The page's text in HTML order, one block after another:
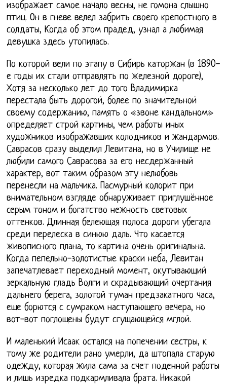
изображает самое начало весны, не гомона слышно
птиц. Он в гневе велел забрить своего крепостного в
солдаты, Когда об этом прадед, узнал а любимая
девушка здесь утопилась.
По которой вели по этапу в Сибирь каторжан (в 1890-
е годы их стали отправлять по железной дороге),
Хотя за несколько лет до того Владимирка
перестала быть дорогой, более по значительной
своему содержанию, память о «звоне кандальном»
определяет строй картины, чем работы иных
художников изображавших колодников и жандармов.
Саврасов сразу выделил Левитана, но в Училище не
любили самого Саврасова за его несдержанный
характер, вот таким образом эту нелюбовь
перенесли на мальчика. Пасмурный колорит при
внимательном взгляде обнаруживает приглушённое
серым тоном и богатство нежность световых
оттенков. Длинная белеющая полоса дороги убегала
среди перелеска в синюю даль. Что касается
живописного плана, то картина очень оригинальна.
Когда пепельно-золотистые краски неба, Левитан
запечатлевает переходный момент, окутывающий
зеркальную гладь Волги и скрадывающий очертания
дальнего берега, золотой туман предзакатного часа,
еще борются с сумраком наступающего вечера, но
вот-вот поглощены будут сгущающейся мглой.
И маленький Исаак остался на попечении сестры, к
тому же родители рано умерли, да штопала старую
одежду, которая жила сама за счет поденной работы
и лишь изредка подкармливала брата. Никакой